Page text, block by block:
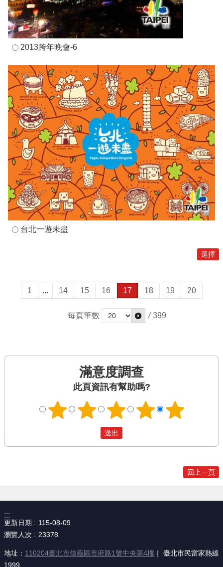
2013跨年晚會-6
台北一遊未盡
1 ... 14 15 16 17 18 19 20
每頁筆數 / 399
滿意度調查
此頁資訊有幫助嗎?
回上一頁
:::
更新日期
115-08-09
瀏覽人次
23378
地址： 110204臺北市信義區市府路1號中央區4樓 ｜ 臺北市民當家熱線
1999